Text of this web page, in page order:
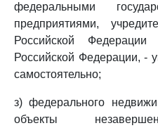
федеральными
предприятиями,
Российской Федерации
Российской Федерации, -
самостоятельно;
з) федерального
объекты